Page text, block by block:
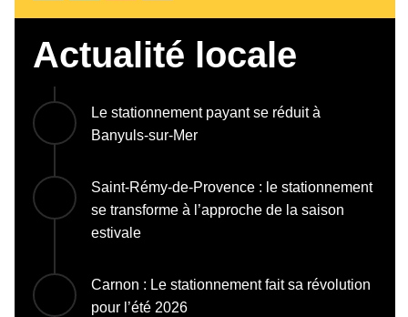
Actualité locale
Le stationnement payant se réduit à
Banyuls-sur-Mer
Saint-Rémy-de-Provence : le stationnement
se transforme à l’approche de la saison
estivale
Carnon : Le stationnement fait sa révolution
pour l’été 2026